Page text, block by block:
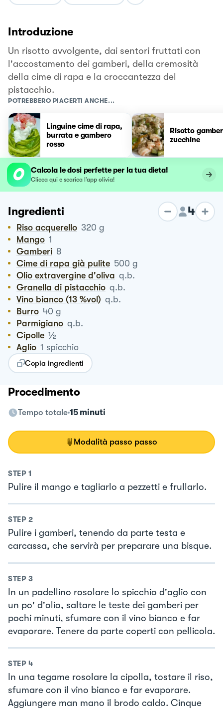
Introduzione
Un risotto avvolgente, dai sentori fruttati con
l'accostamento dei gamberi, della cremosità
della cime di rapa e la croccantezza del
pistacchio.
POTREBBERO PIACERTI ANCHE...
Linguine cime di rapa,
burrata e gambero
rosso
Risotto
zucchine
Calcola le dosi perfette per la tua dieta!
Clicca qui e scarica l’app olivia!
Ingredienti 4
Riso acquerello 320 g
Mango 1
Gamberi 8
Cime di rapa già pulite 500 g
Olio extravergine d'oliva q.b.
Granella di pistacchio q.b.
Vino bianco (13 %vol) q.b.
Burro 40 g
Parmigiano q.b.
Cipolle ½
Aglio 1 spicchio
Copia ingredienti
Procedimento
Tempo totale 15 minuti
Modalità passo passo
STEP 1
Pulire il mango e tagliarlo a pezzetti e frullarlo.
STEP 2
Pulire i gamberi, tenendo da parte testa e
carcassa, che servirà per preparare una bisque.
STEP 3
In un padellino rosolare lo spicchio d'aglio con
un po' d'olio, saltare le teste dei gamberi per
pochi minuti, sfumare con il vino bianco e far
evaporare. Tenere da parte coperti con pellicola.
STEP 4
In una tegame rosolare la cipolla, tostare il riso,
sfumare con il vino bianco e far evaporare.
Aggiungere man mano il brodo caldo. Cinque